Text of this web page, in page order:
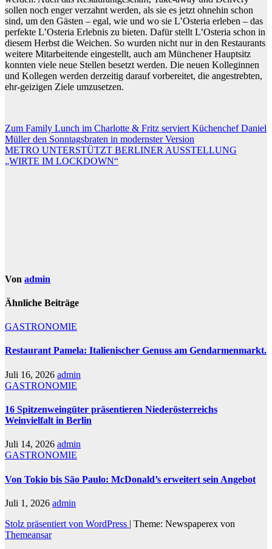
sollen noch enger verzahnt werden, als sie es jetzt ohnehin schon
sind, um den Gästen – egal, wie und wo sie L’Osteria erleben – das
perfekte L’Osteria Erlebnis zu bieten. Dafür stellt L’Osteria schon in
diesem Herbst die Weichen. So wurden nicht nur in den Restaurants
weitere Mitarbeitende eingestellt, auch am Münchener Hauptsitz
konnten viele neue Stellen besetzt werden. Die neuen Kolleginnen
und Kollegen werden derzeitig darauf vorbereitet, die angestrebten,
ehr-geizigen Ziele umzusetzen.
Beitragsnavigation
Zum Family Lunch im Charlotte & Fritz serviert Küchenchef Daniel
Müller den Sonntagsbraten in modernster Version
METRO UNTERSTÜTZT BERLINER AUSSTELLUNG
„WIRTE IM LOCKDOWN“
Von admin
Ähnliche Beiträge
GASTRONOMIE
Restaurant Pamela: Italienischer Genuss am Gendarmenmarkt.
Juli 16, 2026 admin
GASTRONOMIE
16 Spitzenweingüter präsentieren Niederösterreichs
Weinvielfalt in Berlin
Juli 14, 2026 admin
GASTRONOMIE
Von Tokio bis São Paulo: McDonald’s erweitert sein Angebot
Juli 1, 2026 admin
Stolz präsentiert von WordPress | Theme: Newspaperex von
Themeansar